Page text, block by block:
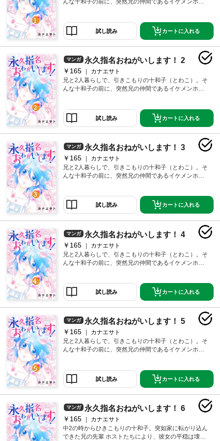
んな十和子の前に、突然兄の仲間であるイケメンホス
の！？【恋するソワレ】※この作品は「永久指名おねが
いします！【特装版】」第1巻に収録されています。
試し読み カートに入れる
マンガ 永久指名おねがいします！ 2
￥165
カナエサト
兄と2人暮らしで、引きこもりの十和子（とわこ）。そ
んな十和子の前に、突然兄の仲間であるイケメンホス
の！？【恋するソワレ】※この作品は「永久指名おねが
いします！【特装版】」第1巻に収録されています。
試し読み カートに入れる
マンガ 永久指名おねがいします！ 3
￥165
カナエサト
兄と2人暮らしで、引きこもりの十和子（とわこ）。そ
んな十和子の前に、突然兄の仲間であるイケメンホス
の！？【恋するソワレ】※この作品は「永久指名おねが
いします！【特装版】」第1巻に収録されています。
試し読み カートに入れる
マンガ 永久指名おねがいします！ 4
￥165
カナエサト
兄と2人暮らしで、引きこもりの十和子（とわこ）。そ
んな十和子の前に、突然兄の仲間であるイケメンホス
の！？【恋するソワレ】※この作品は「永久指名おねが
いします！【特装版】」第1巻に収録されています。
試し読み カートに入れる
マンガ 永久指名おねがいします！ 5
￥165
カナエサト
兄と2人暮らしで、引きこもりの十和子（とわこ）。そ
んな十和子の前に、突然兄の仲間であるイケメンホス
の！？【恋するソワレ】※この作品は「永久指名おねが
いします！【特装版】」第1巻に収録されています。
試し読み カートに入れる
マンガ 永久指名おねがいします！ 6
￥165
カナエサト
中2の時からひきこもりの十和子。突如家に転がり込ん
できた兄の先輩 ホストたちにより、彼女の平穏は壊さ